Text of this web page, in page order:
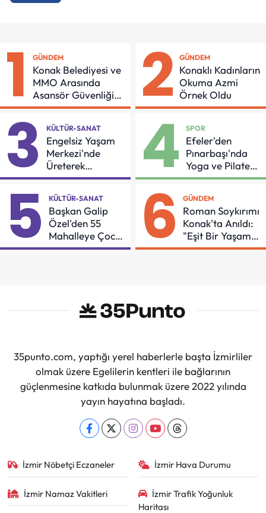
1 GÜNDEM
Konak Belediyesi ve
MMO Arasında
Asansör Güvenliği
İçin Önemli Protokol
2 GÜNDEM
Konaklı Kadınların
Okuma Azmi
Örnek Oldu
3 KÜLTÜR-SANAT
Engelsiz Yaşam
Merkezi'nde
Üreterek
Güçleniyorlar
4 SPOR
Efeler'den
Pınarbaşı'nda
Yoga ve Pilates
Buluşması
5 KÜLTÜR-SANAT
Başkan Galip
Özel'den 55
Mahalleye Çocuk
Şenliği
6 GÜNDEM
Roman Soykırımı
Konak'ta Anıldı:
"Eşit Bir Yaşam
İçin Mücadeleyi
35punto.com, yaptığı yerel haberlerle başta İzmirliler
olmak üzere Egelilerin kentleri ile bağlarının
güçlenmesine katkıda bulunmak üzere 2022 yılında
yayın hayatına başladı.
İzmir Nöbetçi Eczaneler İzmir Hava Durumu
İzmir Namaz Vakitleri
İzmir Trafik Yoğunluk
Haritası